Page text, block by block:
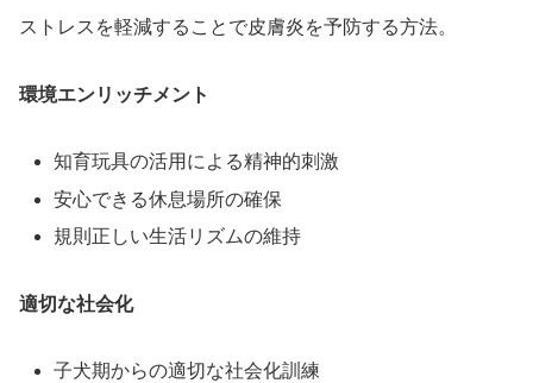
ストレスを軽減することで皮膚炎を予防する方法。
環境エンリッチメント
知育玩具の活用による精神的刺激
安心できる休息場所の確保
規則正しい生活リズムの維持
適切な社会化
子犬期からの適切な社会化訓練